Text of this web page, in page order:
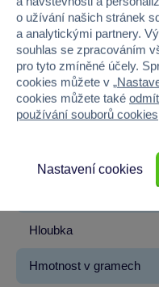
Kód produktu
Značka
Věk od
Pohlaví
Hloubka
Hmotnost v gramech
o užívání našich stránek
a analytickými partnery.
souhlas se zpracováním
pro tyto zmíněné účely.
cookies můžete v „
cookies můžete také
používání souborů cookies
Nastavení cookies